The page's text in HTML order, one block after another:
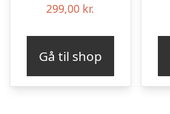
299,00 kr.
Gå til shop